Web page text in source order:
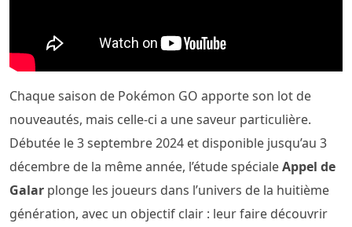
Chaque saison de Pokémon GO apporte son lot de
nouveautés, mais celle-ci a une saveur particulière.
Débutée le 3 septembre 2024 et disponible jusqu’au 3
décembre de la même année, l’étude spécialeAppel de
Galar plonge les joueurs dans l’univers de la huitième
génération, avec un objectif clair : leur faire découvrir